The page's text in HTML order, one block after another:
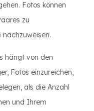
Fotos können
zu
hängt von den
Fotos einzureichen,
als die Anzahl
und Ihrem